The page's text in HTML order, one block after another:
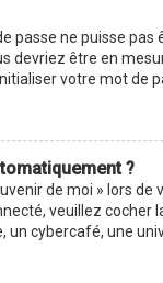
passe ne puisse
devriez être en
votre mot de
?
de moi » lors
veuillez
cybercafé, une